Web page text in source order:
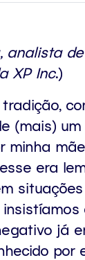
analista de
XP Inc.)
(mais)
minha
era
já
por